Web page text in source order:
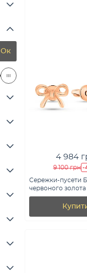
Ок
4 984
9 100 грн -
Сережки-пусети
червоного золота
1101034)